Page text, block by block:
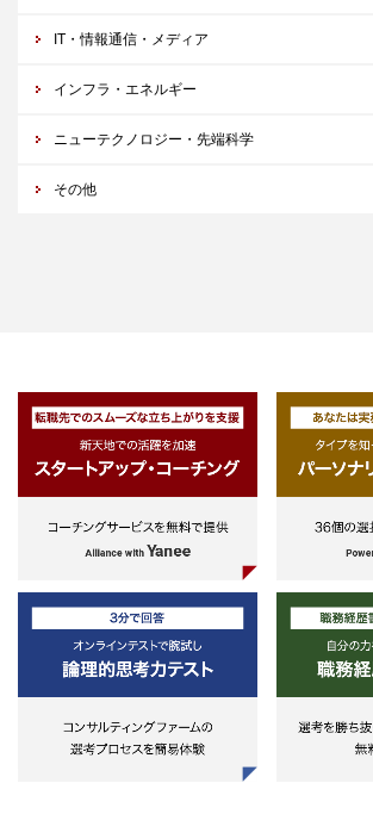
IT・情報通信・メディア
インフラ・エネルギー
ニューテクノロジー・先端科学
その他